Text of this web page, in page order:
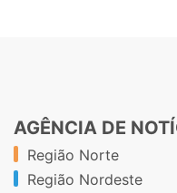
AGÊNCIA DE
Região Norte
Região Nordeste